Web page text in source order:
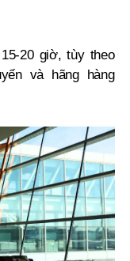
20 giờ, tùy theo
và hãng hàng